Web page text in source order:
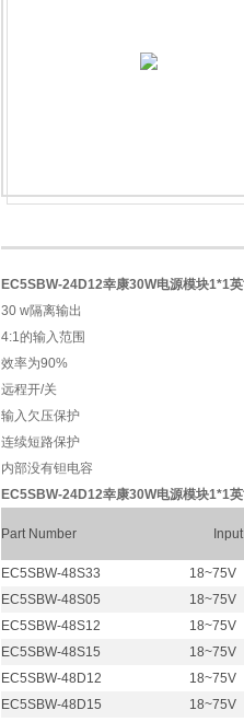
EC5SBW-24D12幸康30W电源模块1*1
30 w隔离输出
4:1的输入范围
效率为90%
远程开/关
输入欠压保护
连续短路保护
内部没有钽电容
EC5SBW-24D12幸康30W电源模块1*1
Part Number
EC5SBW-48S33
18~75V
EC5SBW-48S05
18~75V
EC5SBW-48S12
18~75V
EC5SBW-48S15
18~75V
EC5SBW-48D12
18~75V
EC5SBW-48D15
18~75V